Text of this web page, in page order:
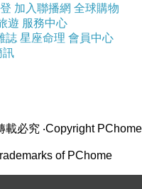
加入聯播網 全球購物
遊 服務中心
誌 星座命理 會員中心
訊
載必究 ‧Copyright PChome
of PChome